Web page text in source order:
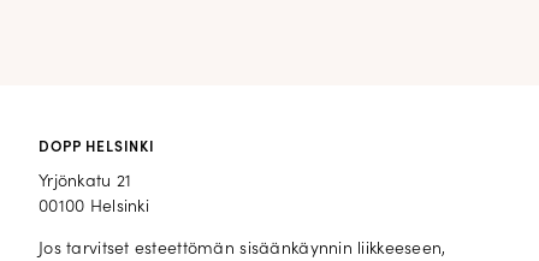
DOPP HELSINKI
Yrjönkatu 21
00100 Helsinki
Jos tarvitset esteettömän sisäänkäynnin liikkeeseen,